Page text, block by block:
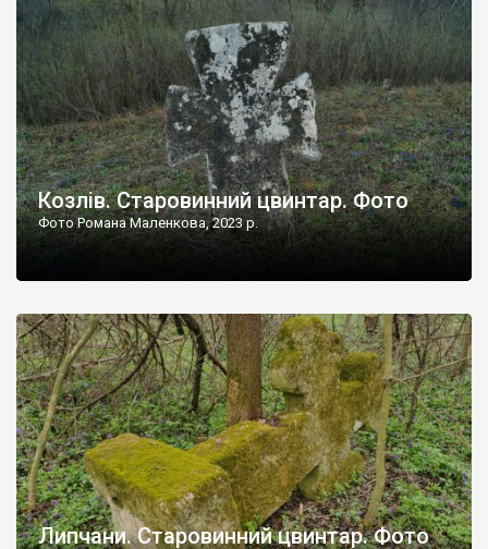
Козлів. Старовинний цвинтар. Фото
Фото Романа Маленкова, 2023 р.
Липчани. Старовинний цвинтар. Фото